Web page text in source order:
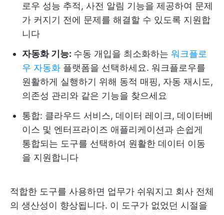
로우 성능 추적, 사전 알림 기능을 제공하여 문제
가 커지기 전에 문제를 해결할 수 있도록 지원합
니다
자동화 기능: 수동 개입을 최소화하는 워크플로
우 자동화 플랫폼을 선택하세요. 워크플로우를
원활하게 실행하기 위해 동적 매핑, 자동 재시도,
의존성 관리와 같은 기능을 찾으세요
통합: 클라우드 서비스, 데이터 레이크, 데이터베
이스 및 엔터프라이즈 애플리케이션과 손쉽게
통합되는 도구를 선택하여 원활한 데이터 이동
을 지원합니다
적합한 도구를 사용하면 업무가 쉬워지고 회사 전체
의 생산성이 향상됩니다. 이 도구가 없었던 시절을